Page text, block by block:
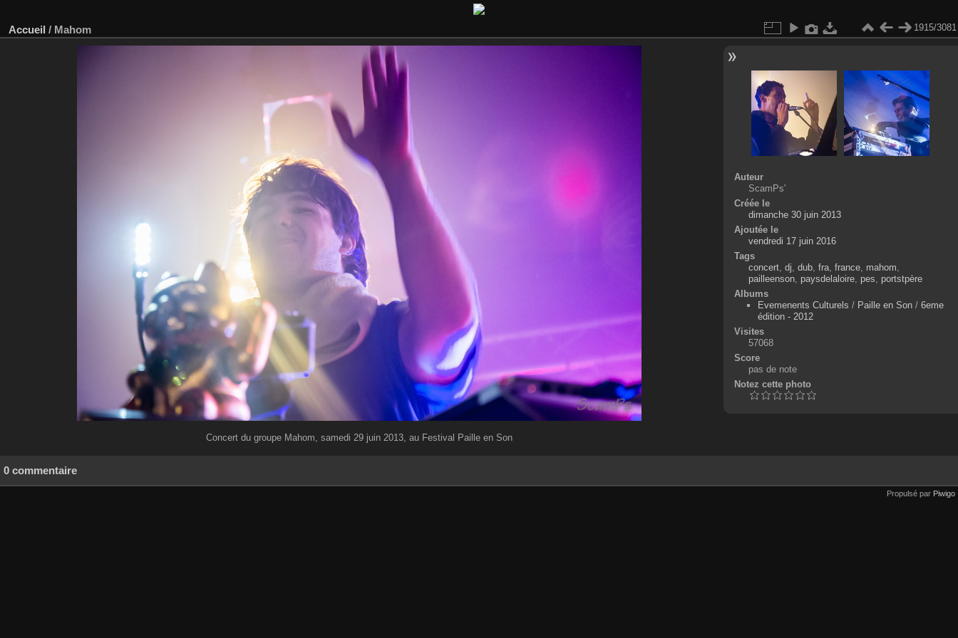
Accueil / Mahom 1915/3081
Concert du groupe Mahom, samedi 29 juin 2013, au Festival Paille en Son
Auteur
ScamPs'
Créée le
dimanche 30 juin 2013
Ajoutée le
vendredi 17 juin 2016
Tags
concert, dj, dub, fra, france, mahom,
pailleenson, paysdelaloire, pes, portstpère
Albums
Evemenents Culturels / Paille en Son/ 6eme
édition - 2012
Visites
57068
Score
pas de note
Notez cette photo
0 commentaire
Propulsé par Piwigo